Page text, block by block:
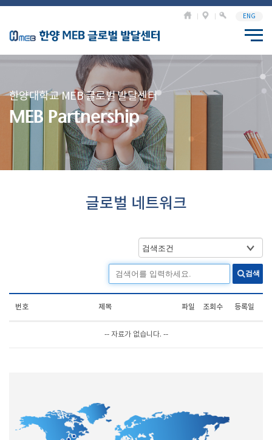
ENG
한양대학교 MEB 글로벌 발달센터
MEB Partnership
글로벌 네트워크
검색
번호 제목 파일 조회수 등록일
-- 자료가 없습니다. --